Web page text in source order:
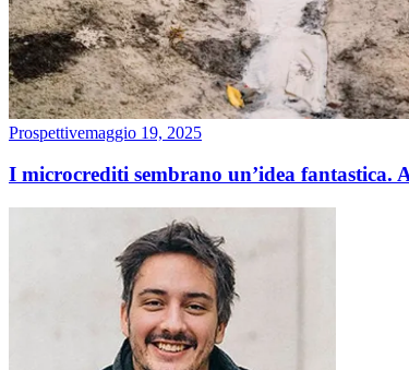
Prospettivemaggio 19, 2025
I microcrediti sembrano un’idea fantastica.